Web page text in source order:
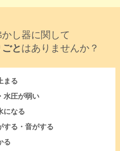
し器に関して
とはありませんか？
まる
水圧が弱い
になる
する・音がする
る